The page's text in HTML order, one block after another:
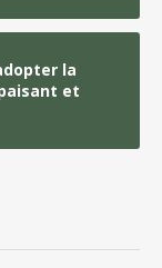
la
et